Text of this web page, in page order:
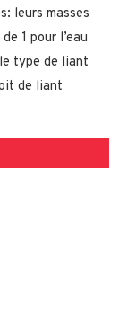
leurs masses
1 pour l’eau
type de liant
de liant